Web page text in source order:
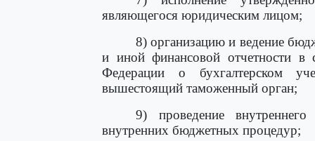
являющегося юридическим лицом;
8) организацию и ведение
и иной финансовой отчетности в
Федерации о бухгалтерском
вышестоящий таможенный орган;
9) проведение
внутренних бюджетных процедур;